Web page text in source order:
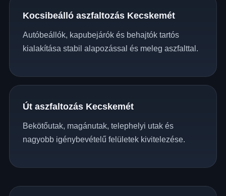
Kocsibeálló aszfaltozás Kecskemét
Autóbeállók, kapubejárók és behajtók tartós
kialakítása stabil alapozással és meleg aszfalttal.
Út aszfaltozás Kecskemét
Bekötőutak, magánutak, telephelyi utak és
nagyobb igénybevételű felületek kivitelezése.